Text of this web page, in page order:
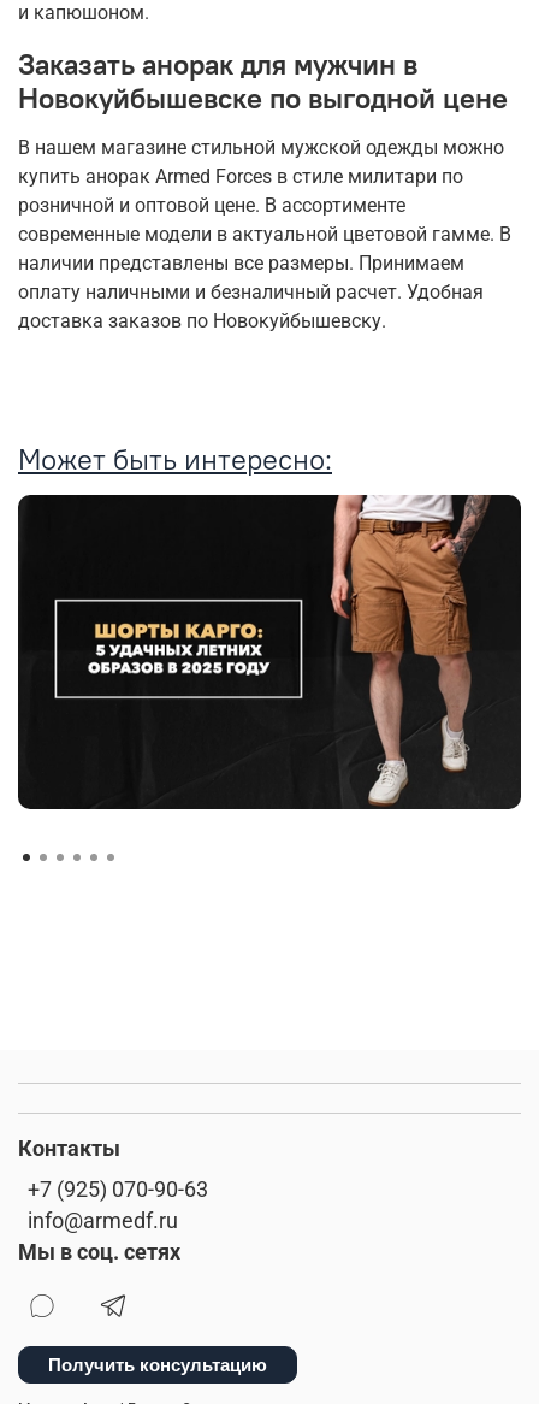
и капюшоном.
Заказать анорак для мужчин в
Новокуйбышевске по выгодной цене
В нашем магазине стильной мужской одежды можно
купить анорак Armed Forces в стиле милитари по
розничной и оптовой цене. В ассортименте
современные модели в актуальной цветовой гамме. В
наличии представлены все размеры. Принимаем
оплату наличными и безналичный расчет. Удобная
доставка заказов по Новокуйбышевску.
Может быть интересно:
Контакты
+7 (925) 070-90-63
info@armedf.ru
Мы в соц. сетях
Получить консультацию